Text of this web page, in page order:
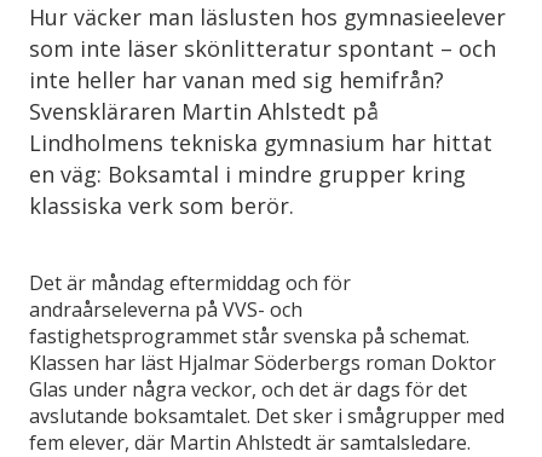
Hur väcker man läslusten hos gymnasieelever
som inte läser skönlitteratur spontant – och
inte heller har vanan med sig hemifrån?
Svenskläraren Martin Ahlstedt på
Lindholmens tekniska gymnasium har hittat
en väg: Boksamtal i mindre grupper kring
klassiska verk som berör.
Det är måndag eftermiddag och för
andraårseleverna på VVS- och
fastighetsprogrammet står svenska på schemat.
Klassen har läst Hjalmar Söderbergs roman Doktor
Glas under några veckor, och det är dags för det
avslutande boksamtalet. Det sker i smågrupper med
fem elever, där Martin Ahlstedt är samtalsledare.